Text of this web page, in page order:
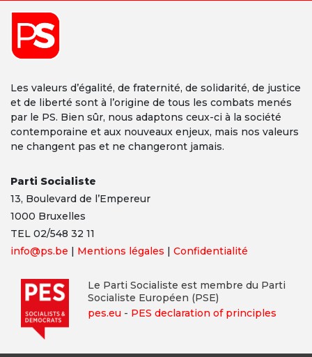
Les valeurs d’égalité, de fraternité, de solidarité, de justice
et de liberté sont à l’origine de tous les combats menés
par le PS. Bien sûr, nous adaptons ceux-ci à la société
contemporaine et aux nouveaux enjeux, mais nos valeurs
ne changent pas et ne changeront jamais.
Parti Socialiste
13, Boulevard de l’Empereur
1000 Bruxelles
TEL 02/548 32 11
info@ps.be
Mentions légales Confidentialité
Le Parti Socialiste est membre du Parti
Socialiste Européen (PSE)
pes.eu - PES declaration of principles